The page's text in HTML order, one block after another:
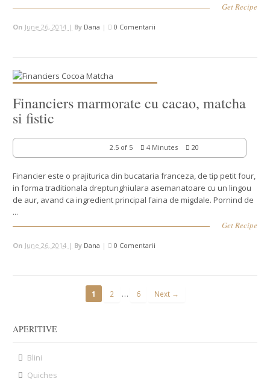
Get Recipe
On June 26, 2014 | By Dana | 0 Comentarii
Financiers marmorate cu cacao, matcha
si fistic
2.5 of 5 4 Minutes 20
Financier este o prajiturica din bucataria franceza, de tip petit four,
in forma traditionala dreptunghiulara asemanatoare cu un lingou
de aur, avand ca ingredient principal faina de migdale. Pornind de
...
Get Recipe
On June 26, 2014 | By Dana | 0 Comentarii
1 2 … 6 Next →
APERITIVE
Blini
Quiches